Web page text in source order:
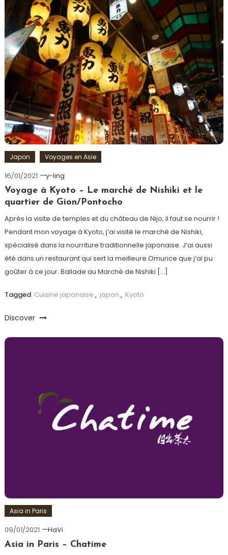
Japon Voyages en Asie
16/01/2021
y-ling
Voyage à Kyoto – Le marché de Nishiki et le
quartier de Gion/Pontocho
Après la visite de temples et du château de Nijo, il faut se nourrir !
Pendant mon voyage à Kyoto, j’ai visité le marché de Nishiki,
spécialisé dans la nourriture traditionnelle japonaise. J’ai aussi
été dans un restaurant qui sert la meilleure Omurice que j’ai pu
goûter à ce jour. Ballade au Marché de Nishiki […]
Tagged Cuisine japonaise , japon , Kyoto
Discover
Asia in Paris
09/01/2021
HaVi
Asia in Paris – Chatime